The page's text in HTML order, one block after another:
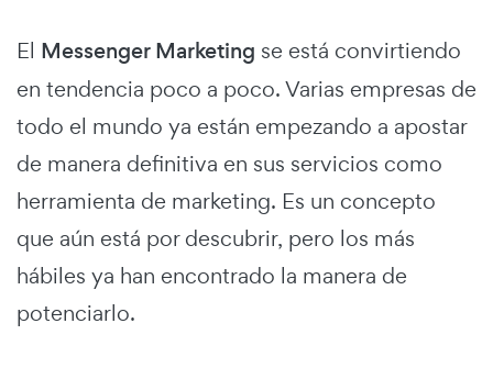
El Messenger Marketing se está convirtiendo
en tendencia poco a poco. Varias empresas de
todo el mundo ya están empezando a apostar
de manera definitiva en sus servicios como
herramienta de marketing. Es un concepto
que aún está por descubrir, pero los más
hábiles ya han encontrado la manera de
potenciarlo.